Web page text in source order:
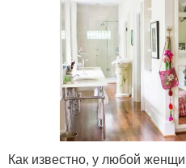
Как известно, у любой